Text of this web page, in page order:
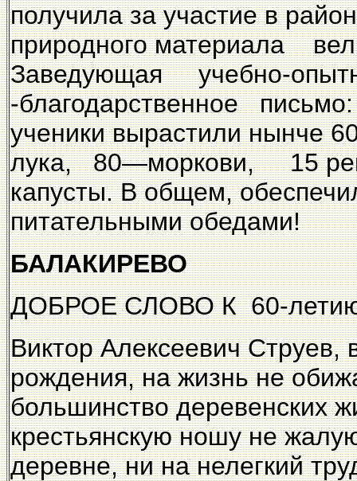
получила за участие в
природного материала
Заведующая учебно-
-благодарственное
ученики вырастили нынче
лука, 80—моркови, 15
капусты. В общем,
питательными обедами!
БАЛАКИРЕВО
ДОБРОЕ СЛОВО К 60-
Виктор Алексеевич
рождения, на жизнь не
большинство деревенских
крестьянскую ношу не
деревне, ни на нелегкий